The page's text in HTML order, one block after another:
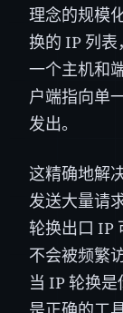
理念的规模
换的 IP 列
一个主机和
户端指向单
发出。
这精确地解
发送大量请
轮换出口 IP
不会被频繁
当 IP 轮换